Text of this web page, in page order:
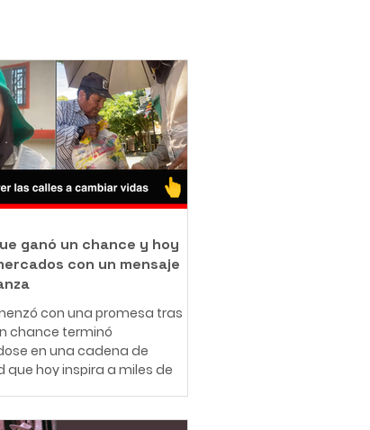
ganó un chance y hoy
con un mensaje
con una promesa tras
chance terminó
en una cadena de
que hoy inspira a miles de
"Panita", combina su